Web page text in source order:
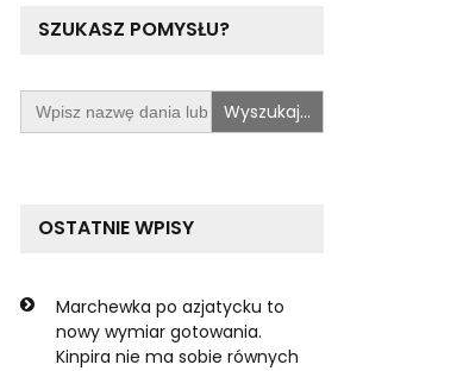
SZUKASZ POMYSŁU?
Search
for:
OSTATNIE WPISY
Marchewka po azjatycku to
nowy wymiar gotowania.
Kinpira nie ma sobie równych